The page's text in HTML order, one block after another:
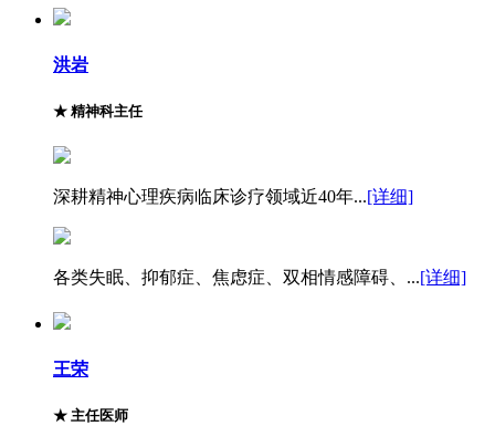
洪岩
★ 精神科主任
深耕精神心理疾病临床诊疗领域近40年...[详细]
各类失眠、抑郁症、焦虑症、双相情感障碍、...[详细]
王荣
★ 主任医师